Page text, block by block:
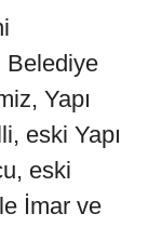
Belediye
Yapı
eski Yapı
eski
İmar ve